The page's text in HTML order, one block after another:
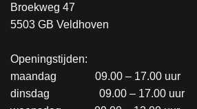
Broekweg 47
5503 GB Veldhoven
Openingstijden:
maandag
09.00 – 17.00 uur
dinsdag
09.00 – 17.00 uur